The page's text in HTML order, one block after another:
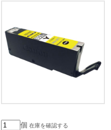
個 在庫を確認する